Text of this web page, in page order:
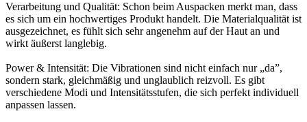
Verarbeitung und Qualität: Schon beim Auspacken merkt man, dass
es sich um ein hochwertiges Produkt handelt. Die Materialqualität ist
ausgezeichnet, es fühlt sich sehr angenehm auf der Haut an und
wirkt äußerst langlebig.
Power & Intensität: Die Vibrationen sind nicht einfach nur „da”,
sondern stark, gleichmäßig und unglaublich reizvoll. Es gibt
verschiedene Modi und Intensitätsstufen, die sich perfekt individuell
anpassen lassen.